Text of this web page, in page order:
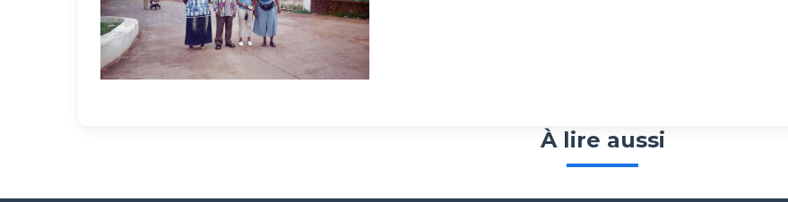
À lire aussi